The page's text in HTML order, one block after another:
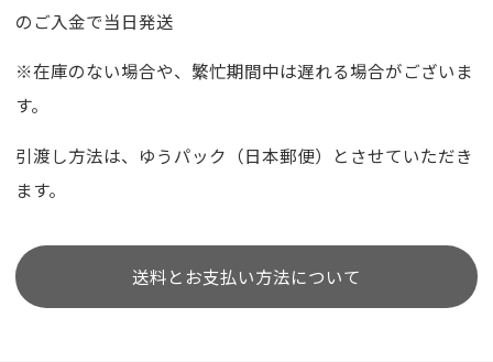
のご入金で当日発送
※在庫のない場合や、繁忙期間中は遅れる場合がございま
す。
引渡し方法は、ゆうパック（日本郵便）とさせていただき
ます。
送料とお支払い方法について